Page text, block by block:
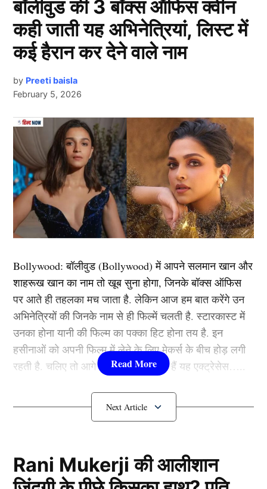
रिपोर्ट्स के मुताबिक ‘बफी द वैम्पायर स्लेयर’ और ‘गॉसिप गर्ल’ में
अपनी भूमिकाओं के लिए मशहूर अभिनेत्री मिशेल ट्रेचेनबर्ग का 39
साल की उम्र में निधन (Actress Demise) हो गया है। उनकी
मौत का कारण अभी पता नहीं चल पाया है। सूत्र ने बताया कि
ट्रेचेनबर्ग को बुधवार को यानि 26 फरवरी की सुबह सेंट्रल पार्क
पाया गया था। यह भी बताया गया कि हाल ही में उनका लिवर
ट्रांसप्लांट हुआ था। पेज सिक्स ने कहा कि उनकी मौत (Actress
Demise) को संदिग्ध नहीं माना जा रहा है।
स्वास्थ्य को लेकर फैंस ने पहले जताई थी चिंता
Next Article
बॉलीवुड की 3 बॉक्स ऑफिस क्वीन
कही जाती यह अभिनेत्रियां, लिस्ट में
कई हैरान कर देने वाले नाम
by Preeti baisla
February 5, 2026
Bollywood:बॉलीवुड (Bollywood)में आपने सलमान खान और
शाहरूख खान का नाम तो खूब सुना होगा, जिनके बॉक्स ऑफिस
पर आते ही तहलका मच जाता है. लेकिन आज हम बात करेंगे उन
अभिनेत्रियों की जिनके नाम से ही फिल्में चलती है. स्टारकास्ट में
उनका होना यानी की फिल्म का पक्का हिट होना तय है. इन
हसीनाओं को अपनी फिल्म में लेने के लिए मेकर्स के बीच होड़ लगी
रहती है. चलिए तो आगे जानते हैं कौन-कौन हैं यह एक्ट्रेसेस…..
कौन हैंBollywood की यह हसीनाएं?
Padukone)
Rani Mukerji की आलीशान